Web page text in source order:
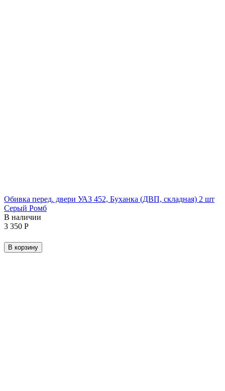
Обивка перед. двери УАЗ 452, Буханка (ДВП, складная) 2 шт
Серый Ромб
В наличии
3 350 Р
В корзину